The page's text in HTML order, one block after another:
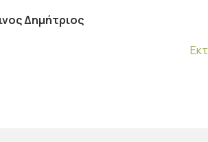
Δημήτριος